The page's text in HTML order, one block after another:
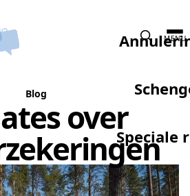
Speciale
MENU
Blog
over